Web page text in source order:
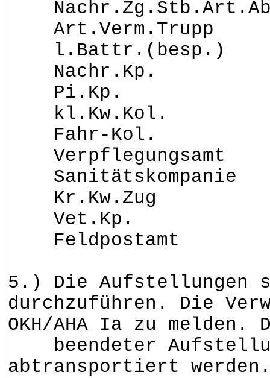
Art.Verm.Trupp
l.Battr.(besp.)
Nachr.Kp.
Pi.Kp.
kl.Kw.Kol.
Fahr-Kol.
Verpflegungsamt
Sanitätskompanie
Kr.Kw.Zug
Vet.Kp.
Feldpostamt
5.) Die Aufstellungen
durchzuführen. Die
OKH/AHA Ia zu
beendeter
abtransportiert